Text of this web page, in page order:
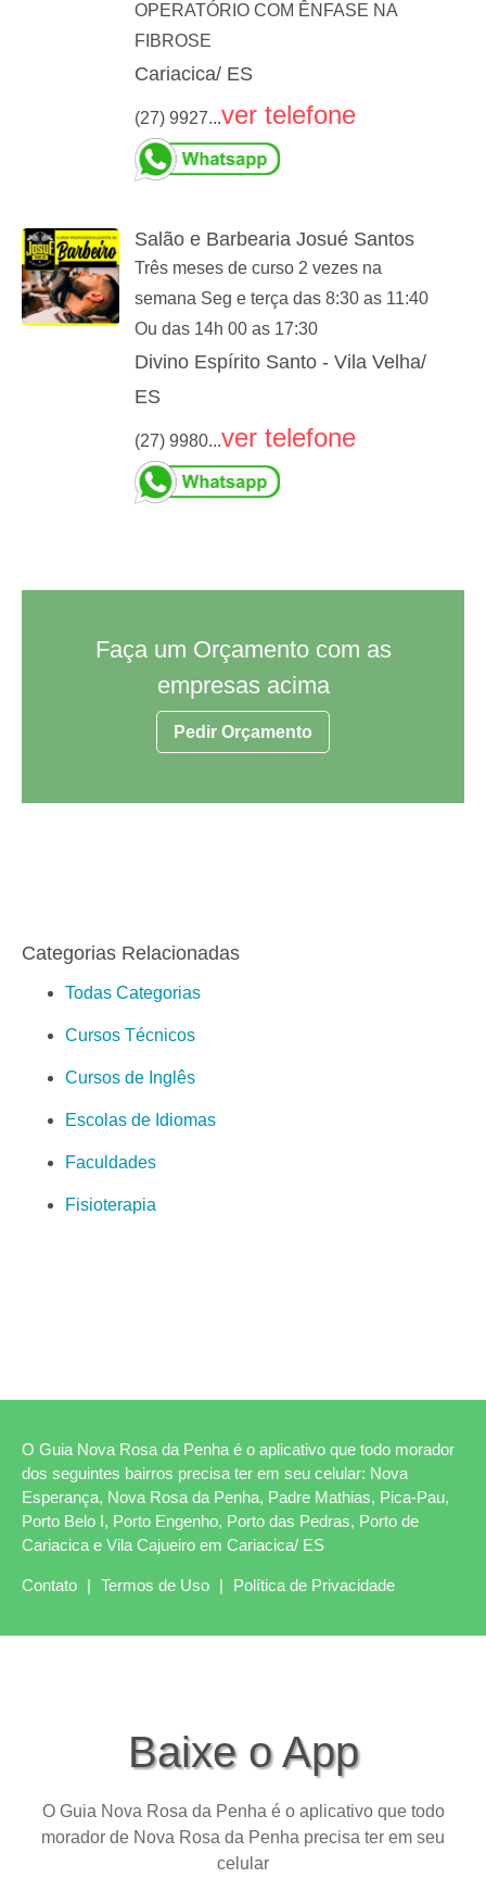
OPERATÓRIO COM ÊNFASE NA
FIBROSE
Cariacica/ ES
(27) 9927...ver telefone
Salão e Barbearia Josué Santos
Três meses de curso 2 vezes na
semana Seg e terça das 8:30 as 11:40
Ou das 14h 00 as 17:30
Divino Espírito Santo - Vila Velha/
ES
(27) 9980...ver telefone
Faça um Orçamento com as
empresas acima
Pedir Orçamento
Categorias Relacionadas
Todas Categorias
Cursos Técnicos
Cursos de Inglês
Escolas de Idiomas
Faculdades
Fisioterapia
O Guia Nova Rosa da Penha é o aplicativo que todo morador
dos seguintes bairros precisa ter em seu celular: Nova
Esperança, Nova Rosa da Penha, Padre Mathias, Pica-Pau,
Porto Belo I, Porto Engenho, Porto das Pedras, Porto de
Cariacica e Vila Cajueiro em Cariacica/ ES
Contato | Termos de Uso | Política de Privacidade
Baixe o App
O Guia Nova Rosa da Penha é o aplicativo que todo
morador de Nova Rosa da Penha precisa ter em seu
celular